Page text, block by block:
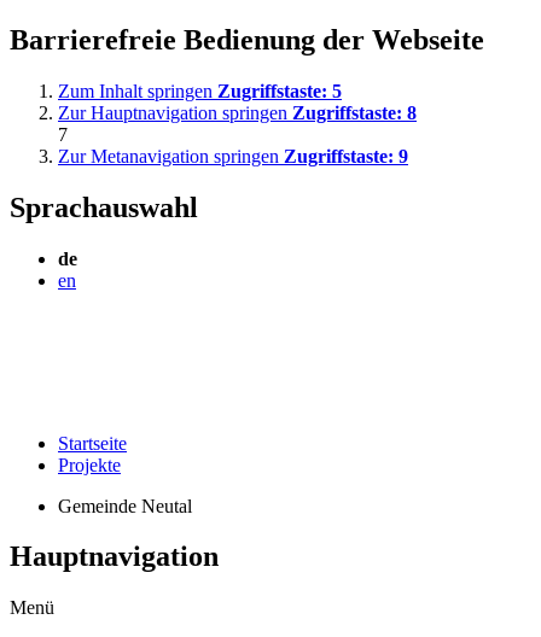
Barrierefreie Bedienung der Webseite
Zum Inhalt springen Zugriffstaste: 5
Zur Hauptnavigation springen Zugriffstaste: 8
7
Zur Metanavigation springen Zugriffstaste: 9
Sprachauswahl
de
en
Startseite
Projekte
Gemeinde Neutal
Hauptnavigation
Menü